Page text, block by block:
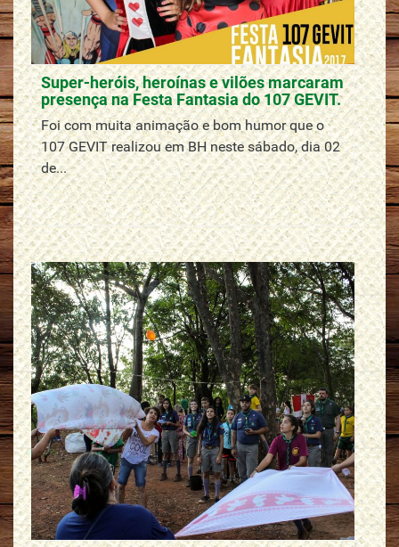
Super-heróis, heroínas e vilões marcaram
presença na Festa Fantasia do 107 GEVIT.
Foi com muita animação e bom humor que o
107 GEVIT realizou em BH neste sábado, dia 02
de...